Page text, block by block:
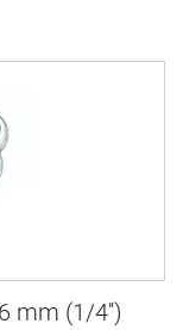
mm (1/4'')